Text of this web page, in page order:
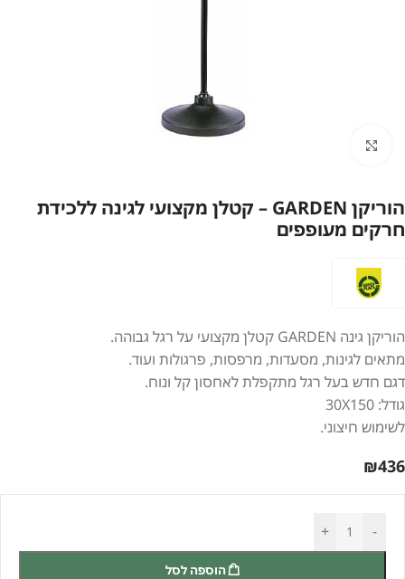
הוריקן GARDEN – קטלן מקצועי לגינה ללכידת
חרקים מעופפים
הוריקן גינה GARDEN קטלן מקצועי על רגל גבוהה.
מתאים לגינות, מסעדות, מרפסות, פרגולות ועוד.
דגם חדש בעל רגל מתקפלת לאחסון קל ונוח.
גודל: 30X150
לשימוש חיצוני.
₪436
-
+
הוספה לסל